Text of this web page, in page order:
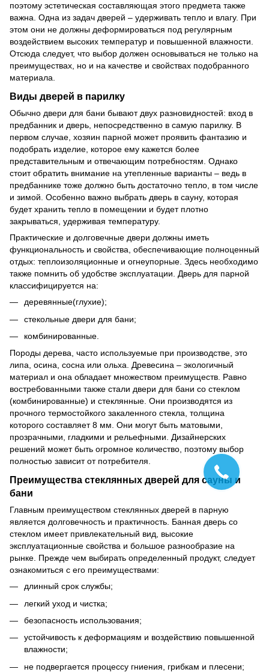
поэтому эстетическая составляющая этого предмета также
важна. Одна из задач дверей – удерживать тепло и влагу. При
этом они не должны деформироваться под регулярным
воздействием высоких температур и повышенной влажности.
Отсюда следует, что выбор должен основываться не только на
преимуществах, но и на качестве и свойствах подобранного
материала.
Виды дверей в парилку
Обычно двери для бани бывают двух разновидностей: вход в
предбанник и дверь, непосредственно в самую парилку. В
первом случае, хозяин парной может проявить фантазию и
подобрать изделие, которое ему кажется более
представительным и отвечающим потребностям. Однако
стоит обратить внимание на утепленные варианты – ведь в
предбаннике тоже должно быть достаточно тепло, в том числе
и зимой. Особенно важно выбрать дверь в сауну, которая
будет хранить тепло в помещении и будет плотно
закрываться, удерживая температуру.
Практические и долговечные двери должны иметь
функциональность и свойства, обеспечивающие полноценный
отдых: теплоизоляционные и огнеупорные. Здесь необходимо
также помнить об удобстве эксплуатации. Дверь для парной
классифицируется на:
деревянные(глухие);
стекольные двери для бани;
комбинированные.
Породы дерева, часто используемые при производстве, это
липа, осина, сосна или ольха. Древесина – экологичный
материал и она обладает множеством преимуществ. Равно
востребованными также стали двери для бани со стеклом
(комбинированные) и стеклянные. Они производятся из
прочного термостойкого закаленного стекла, толщина
которого составляет 8 мм. Они могут быть матовыми,
прозрачными, гладкими и рельефными. Дизайнерских
решений может быть огромное количество, поэтому выбор
полностью зависит от потребителя.
Преимущества стеклянных дверей для сауны и
бани
Главным преимуществом стеклянных дверей в парную
является долговечность и практичность. Банная дверь со
стеклом имеет привлекательный вид, высокие
эксплуатационные свойства и большое разнообразие на
рынке. Прежде чем выбирать определенный продукт, следует
ознакомиться с его преимуществами:
длинный срок службы;
легкий уход и чистка;
безопасность использования;
устойчивость к деформациям и воздействию повышенной
влажности;
не подвергается процессу гниения, грибкам и плесени;